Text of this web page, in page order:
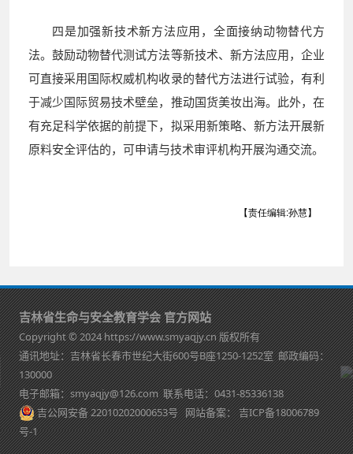
四是加强新技术新方法应用，全面接纳动物替代方
法。鼓励动物替代测试方法等新技术、新方法应用，企业
可直接采用国际权威机构收录的替代方法进行试验，有利
于减少国际贸易技术壁垒，推动国货美妆出海。此外，在
有充足科学依据的前提下，拟采用新策略、新方法开展新
原料安全评估的，可申请与技术审评机构开展沟通交流。
【责任编辑:孙慧】
吉林省生命与安全教育学会 官方网站
Copyright © 2024 https://www.smyaqjy.cn 版权所有
通讯地址：吉林省长春市世纪大街600号B座1250-1252室 邮政编码：
130000
电子邮箱：smyaqjy@126.com 联系电话：0431-85336138
吉公网安备 22010202000653号网站备案：吉ICP备18006789
号-1